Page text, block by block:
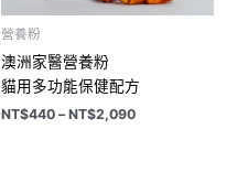
營養粉
澳洲家醫營養粉
貓用多功能保健配方
NT$440 – NT$2,090